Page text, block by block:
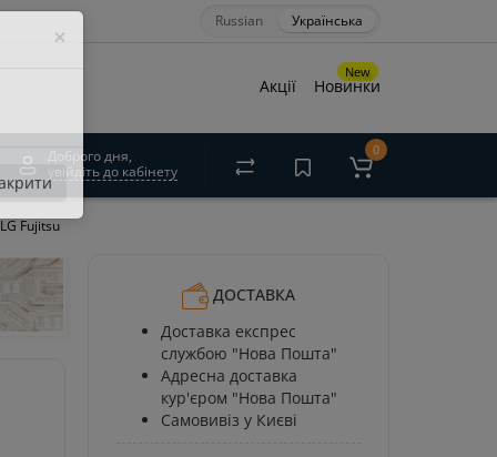
Russian Українська
Акції
New
Новинки
Доброго дня,
увійдіть до кабінету
0
Fujitsu
ДОСТАВКА
Доставка експрес
службою "Нова Пошта"
Адресна доставка
кур'єром "Нова Пошта"
Самовивіз у Києві